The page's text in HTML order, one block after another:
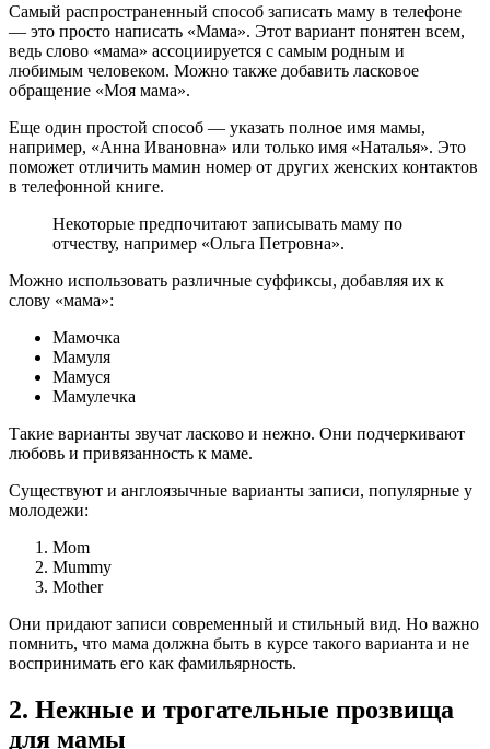
Самый распространенный способ записать маму в телефоне
— это просто написать «Мама». Этот вариант понятен всем,
ведь слово «мама» ассоциируется с самым родным и
любимым человеком. Можно также добавить ласковое
обращение «Моя мама».
Еще один простой способ — указать полное имя мамы,
например, «Анна Ивановна» или только имя «Наталья». Это
поможет отличить мамин номер от других женских контактов
в телефонной книге.
Некоторые предпочитают записывать маму по
отчеству, например «Ольга Петровна».
Можно использовать различные суффиксы, добавляя их к
слову «мама»:
Мамочка
Мамуля
Мамуся
Мамулечка
Такие варианты звучат ласково и нежно. Они подчеркивают
любовь и привязанность к маме.
Существуют и англоязычные варианты записи, популярные у
молодежи:
Mom
Mummy
Mother
Они придают записи современный и стильный вид. Но важно
помнить, что мама должна быть в курсе такого варианта и не
воспринимать его как фамильярность.
2. Нежные и трогательные прозвища
для мамы